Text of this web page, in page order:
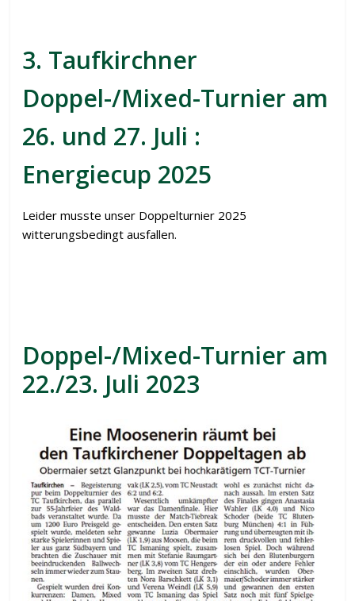
3. Taufkirchner
Doppel-/Mixed-Turnier am
26. und 27. Juli :
Energiecup 2025
Leider musste unser Doppelturnier 2025
witterungsbedingt ausfallen.
Doppel-/Mixed-Turnier am
22./23. Juli 2023